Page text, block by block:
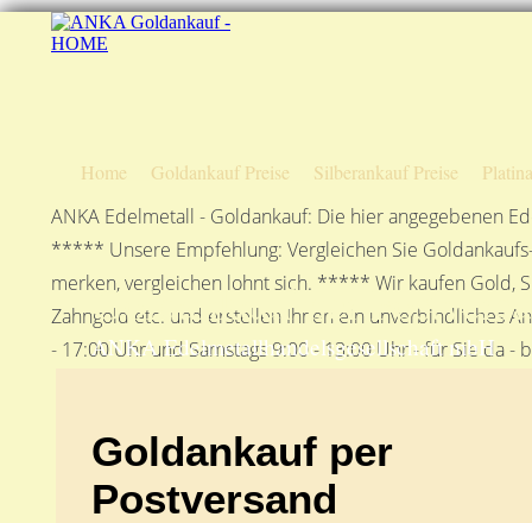
Home Goldankauf Preise Silberankauf Preise
ANKA Edelmetall - Goldankauf: Die hier angegebenen
***** Unsere Empfehlung: Vergleichen Sie
merken, vergleichen lohnt sich. ***** Wir kaufen Gold,
Zahngold etc. und erstellen Ihnen ein unverbindliches
- 17:00 Uhr und Samstags 9:00 - 13:00 Uhr - für Sie
Goldankauf per
ANKA Edelmetallhandelsgesellschaft mbH
Goldankauf per
Postversand